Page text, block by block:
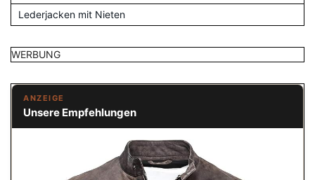
Lederjacken mit Nieten
WERBUNG
ANZEIGE
Unsere Empfehlungen